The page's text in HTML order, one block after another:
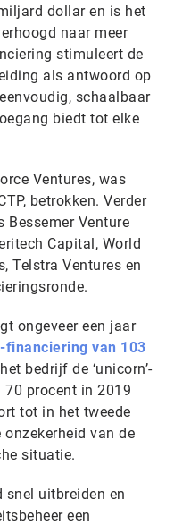
dollar en is het
naar meer
stimuleert de
als antwoord op
schaalbaar
biedt tot elke
Ventures, was
betrokken. Verder
Bessemer Venture
Capital, World
Telstra Ventures en
ongeveer een jaar
financiering van 103
bedrijf de ‘unicorn’-
procent in 2019
tot in het tweede
van de
situatie.
uitbreiden en
een